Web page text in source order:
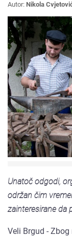
Autor: Nikola
Unatoč odgodi,
održan čim
zainteresirane da
Veli Brgud -